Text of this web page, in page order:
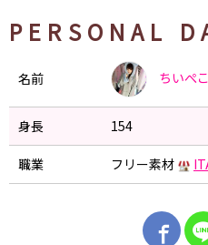
PERSONAL
名前 ちいぺこ
身長 154
職業 フリー素材